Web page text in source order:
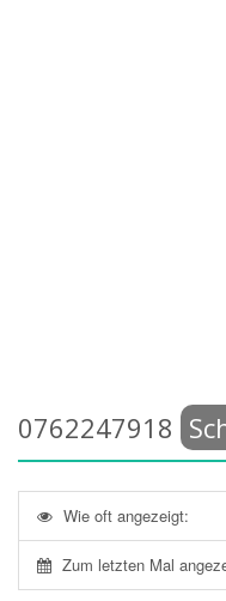
0762247918
Wie oft angezeigt:
Zum letzten Mal